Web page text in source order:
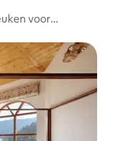
voor